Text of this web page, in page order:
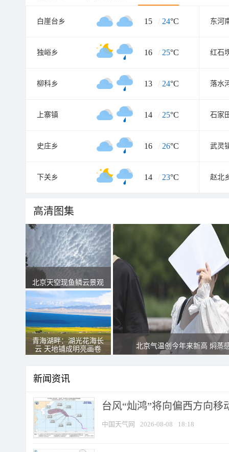
白崖台乡 15 / 24°C 东河
独峪乡 16 / 25°C 红石
柳科乡 13 / 24°C 落水
上寨镇 14 / 25°C 石家
史庄乡 16 / 26°C 武灵
下关乡 14 / 23°C 赵北
高清图集
北京天空现鱼鳞云景观
青海湖畔：湖光花海长
云 天地铺成明亮画卷
北京气温创今年来新高 焖蒸
新闻资讯
台风“灿鸿”将向偏西方向移
中国天气网 2026-08-08 18:18